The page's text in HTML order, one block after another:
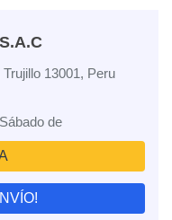
13001, Peru
de